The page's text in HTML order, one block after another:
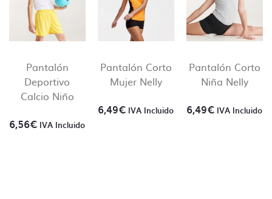
Pantalón
Deportivo
Calcio Niño
6,56€ IVA Incluido
Pantalón Corto
Mujer Nelly
6,49€ IVA Incluido
Pantalón Corto
Niña Nelly
6,49€ IVA Incluido
Contacto directo, nada
de centralitas ni bots